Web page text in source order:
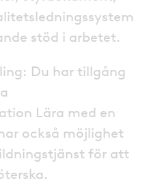
stöd i arbetet.
Du har tillgång
Lära med en
också möjlighet
för att